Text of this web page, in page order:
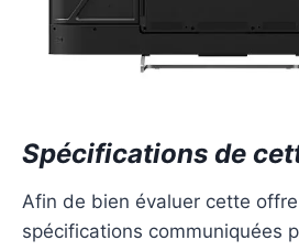
Spécifications de
Afin de bien évaluer cette
spécifications communiquées